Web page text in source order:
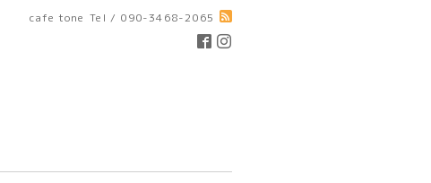
cafe tone Tel / 090-3468-2065